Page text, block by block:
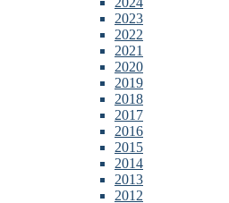
2023
2022
2021
2020
2019
2018
2017
2016
2015
2014
2013
2012